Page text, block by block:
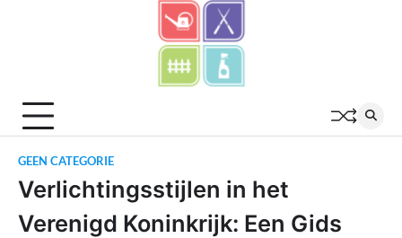
GEEN CATEGORIE
Verlichtingsstijlen in het
Verenigd Koninkrijk: Een Gids